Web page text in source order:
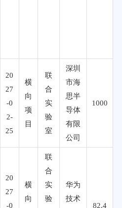
20
27
-0
2-
25
横
向
项
目
联
合
实
验
室
深圳
市海
思半
导体
有限
公司
1000
20
27
-0
横
向
联
合
实
验
华为
技术
82.4